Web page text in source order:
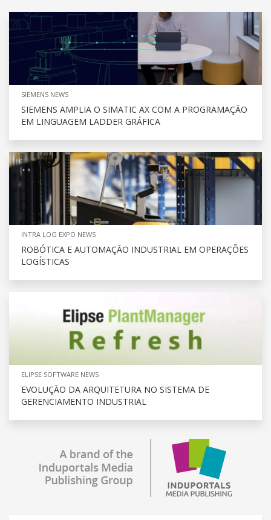
SIEMENS NEWS
SIEMENS AMPLIA O SIMATIC AX COM A PROGRAMAÇÃO
EM LINGUAGEM LADDER GRÁFICA
INTRA LOG EXPO NEWS
ROBÓTICA E AUTOMAÇÃO INDUSTRIAL EM OPERAÇÕES
LOGÍSTICAS
ELIPSE SOFTWARE NEWS
EVOLUÇÃO DA ARQUITETURA NO SISTEMA DE
GERENCIAMENTO INDUSTRIAL